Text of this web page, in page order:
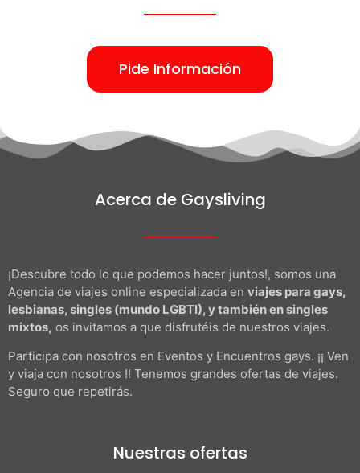
Pide Información
Acerca de Gaysliving
¡Descubre todo lo que podemos hacer juntos!, somos una
Agencia de viajes online especializada en viajes para gays,
lesbianas, singles (mundo LGBTI), y también en singles
mixtos, os invitamos a que disfrutéis de nuestros viajes.
Participa con nosotros en Eventos y Encuentros gays. ¡¡ Ven
y viaja con nosotros !! Tenemos grandes ofertas de viajes.
Seguro que repetirás.
Nuestras ofertas